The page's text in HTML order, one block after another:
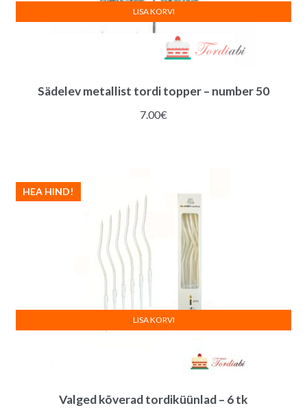
Sädelev metallist tordi topper – number 50
7.00€
LISA KORVI
Valged kõverad tordiküünlad – 6 tk
HEA HIND!
LISA KORVI